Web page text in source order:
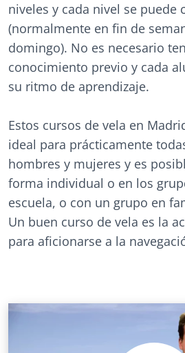
niveles y cada nivel se puede
(normalmente en fin de
domingo). No es necesario
conocimiento previo y cada
su ritmo de aprendizaje.
Estos cursos de vela en
ideal para prácticamente
hombres y mujeres y es
forma individual o en los
escuela, o con un grupo en
Un buen curso de vela es la
para aficionarse a la